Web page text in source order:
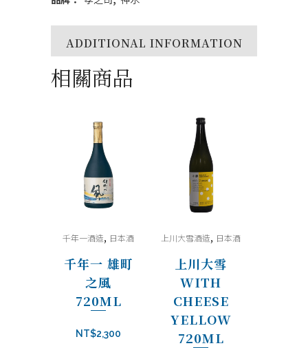
ADDITIONAL INFORMATION
相關商品
千年一酒造, 日本酒
千年一 雄町
之風
720ML
NT$2,300
上川大雪酒造, 日本酒
上川大雪
WITH
CHEESE
YELLOW
720ML